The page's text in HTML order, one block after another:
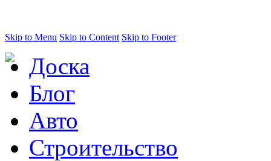
Skip to Menu Skip to Content Skip to Footer
Доска
Блог
Авто
Строительство